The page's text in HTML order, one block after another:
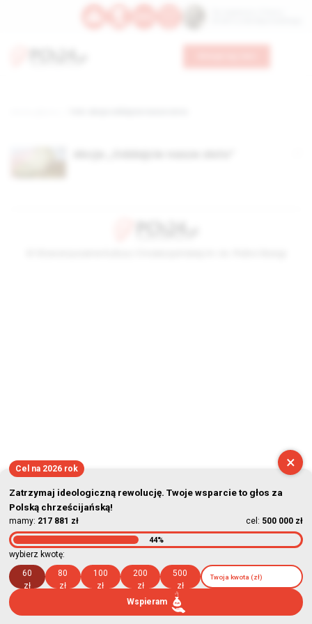
×
Cel na 2026 rok
Zatrzymaj ideologiczną rewolucję. Twoje wsparcie to głos za
Polską chrześcijańską!
mamy: 217 881 zł cel: 500 000 zł
44%
wybierz kwotę:
60
zł
80
zł
100
zł
200
zł
500
zł
Wspieram